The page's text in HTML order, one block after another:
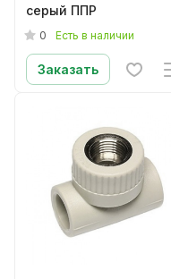
серый ППР
0 Есть в наличии
Заказать